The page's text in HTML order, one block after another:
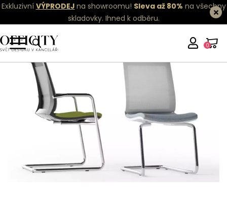
Exkluzivní VÝPRODEJ na showroomu! Sleva až 80% na všechny
skladovky. Ihned k odběru.
0